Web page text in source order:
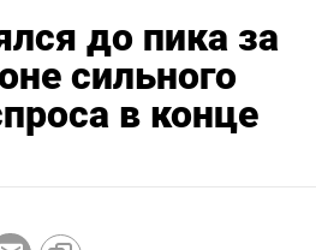
до пика за
сильного
в конце